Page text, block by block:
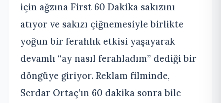
için ağzına First 60 Dakika sakızını
atıyor ve sakızı çiğnemesiyle birlikte
yoğun bir ferahlık etkisi yaşayarak
devamlı “ay nasıl ferahladım” dediği bir
döngüye giriyor. Reklam filminde,
Serdar Ortaç’ın 60 dakika sonra bile